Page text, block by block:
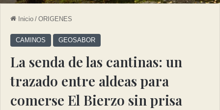
Inicio / ORIGENES
CAMINOS GEOSABOR
La senda de las cantinas: un
trazado entre aldeas para
comerse El Bierzo sin prisa